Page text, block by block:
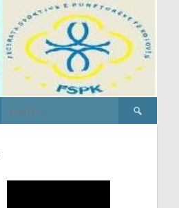
Search
for: